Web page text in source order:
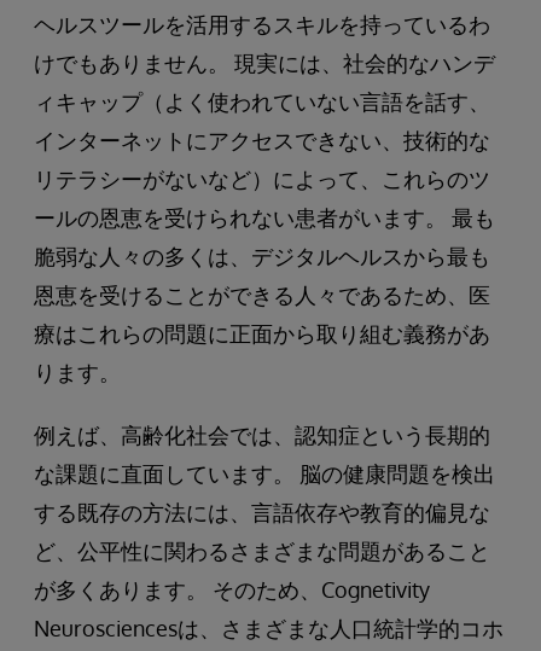
ヘルスツールを活用するスキルを持っているわ
けでもありません。 現実には、社会的なハンデ
ィキャップ（よく使われていない言語を話す、
インターネットにアクセスできない、技術的な
リテラシーがないなど）によって、これらのツ
ールの恩恵を受けられない患者がいます。 最も
脆弱な人々の多くは、デジタルヘルスから最も
恩恵を受けることができる人々であるため、医
療はこれらの問題に正面から取り組む義務があ
ります。
例えば、高齢化社会では、認知症という長期的
な課題に直面しています。 脳の健康問題を検出
する既存の方法には、言語依存や教育的偏見な
ど、公平性に関わるさまざまな問題があること
が多くあります。 そのため、Cognetivity
Neurosciencesは、さまざまな人口統計学的コホ